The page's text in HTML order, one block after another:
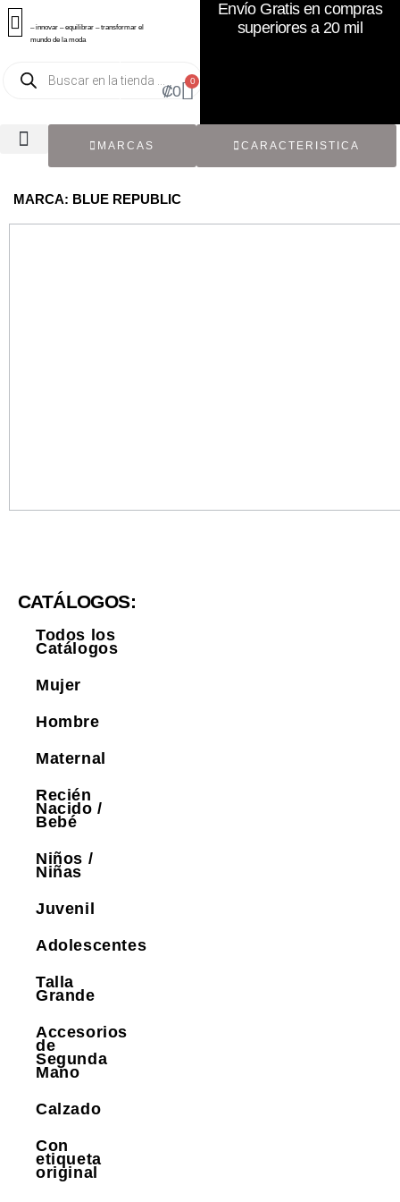
– innovar – equilibrar – transformar el
mundo de la moda
₡0
0
Envío Gratis en compras
superiores a 20 mil
MARCAS CARACTERISTICA
MARCA: BLUE REPUBLIC
CATÁLOGOS:
Todos los
Catálogos
Mujer
Hombre
Maternal
Recién
Nacido /
Bebé
Niños /
Niñas
Juvenil
Adolescentes
Talla
Grande
Accesorios
de
Segunda
Mano
Calzado
Con
etiqueta
original